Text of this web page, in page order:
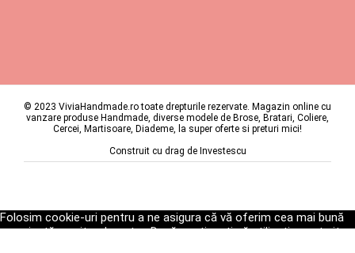
© 2023 ViviaHandmade.ro toate drepturile rezervate. Magazin online cu
vanzare produse Handmade, diverse modele de Brose, Bratari, Coliere,
Cercei, Martisoare, Diademe, la super oferte si preturi mici!
Construit cu drag de Investescu
Folosim cookie-uri pentru a ne asigura că vă oferim cea mai bună
experiență pe site-ul nostru. Dacă continuați să utilizați acest site,